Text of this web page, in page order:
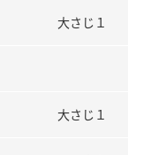
大さじ１
大さじ１